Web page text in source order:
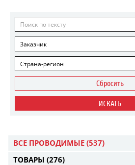
Заказчик
Страна-регион
Сбросить
ИСКАТЬ
ВСЕ ПРОВОДИМЫЕ (537)
ТОВАРЫ (276)